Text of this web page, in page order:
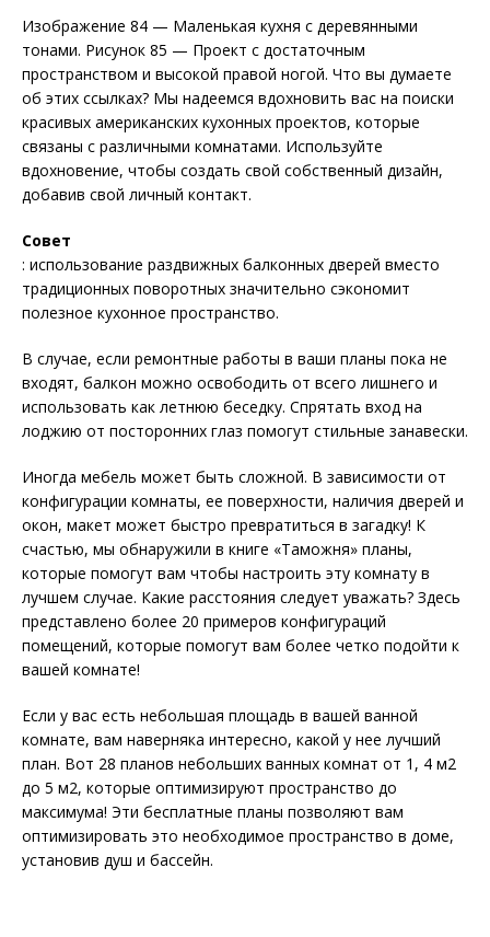
Изображение 84 — Маленькая кухня с деревянными
тонами. Рисунок 85 — Проект с достаточным
пространством и высокой правой ногой. Что вы думаете
об этих ссылках? Мы надеемся вдохновить вас на поиски
красивых американских кухонных проектов, которые
связаны с различными комнатами. Используйте
вдохновение, чтобы создать свой собственный дизайн,
добавив свой личный контакт.
Совет
: использование раздвижных балконных дверей вместо
традиционных поворотных значительно сэкономит
полезное кухонное пространство.
В случае, если ремонтные работы в ваши планы пока не
входят, балкон можно освободить от всего лишнего и
использовать как летнюю беседку. Спрятать вход на
лоджию от посторонних глаз помогут стильные занавески.
Иногда мебель может быть сложной. В зависимости от
конфигурации комнаты, ее поверхности, наличия дверей и
окон, макет может быстро превратиться в загадку! К
счастью, мы обнаружили в книге «Таможня» планы,
которые помогут вам чтобы настроить эту комнату в
лучшем случае. Какие расстояния следует уважать? Здесь
представлено более 20 примеров конфигураций
помещений, которые помогут вам более четко подойти к
вашей комнате!
Если у вас есть небольшая площадь в вашей ванной
комнате, вам наверняка интересно, какой у нее лучший
план. Вот 28 планов небольших ванных комнат от 1, 4 м2
до 5 м2, которые оптимизируют пространство до
максимума! Эти бесплатные планы позволяют вам
оптимизировать это необходимое пространство в доме,
установив душ и бассейн.